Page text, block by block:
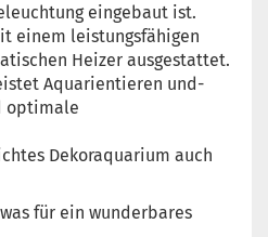
eingebaut ist.
einem leistungsfähigen
Heizer ausgestattet.
Aquarientieren und-
optimale
Dekoraquarium auch
für ein wunderbares